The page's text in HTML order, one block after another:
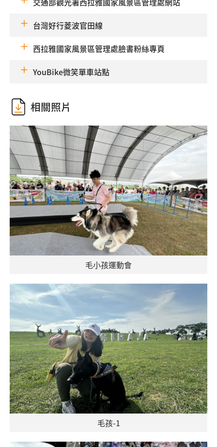
台灣好行菱波官田線
西拉雅國家風景區管理處臉書粉絲專頁
YouBike微笑單車站點
相關照片
毛小孩運動會
毛孩-1